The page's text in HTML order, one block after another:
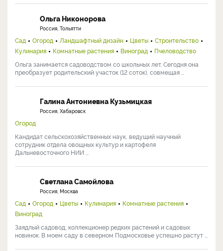
Ольга Никонорова
Россия, Тольятти
Сад Огород Ландшафтный дизайн Цветы
Строительство
Кулинария
Комнатные растения Виноград
Пчеловодство
Ольга занимается садоводством со школьных лет. Сегодня она
преобразует родительский участок (12 соток), совмещая ...
Галина Антониевна Кузьмицкая
Россия, Хабаровск
Огород
Кандидат сельскохозяйственных наук, ведущий научный
сотрудник отдела овощных культур и картофеля
Дальневосточного НИИ ...
Светлана Самойлова
Россия, Москва
Сад Огород Цветы Кулинария
Комнатные растения
Виноград
Заядлый садовод, коллекционер редких растений и садовых
новинок. В моем саду в северном Подмосковье успешно растут ...